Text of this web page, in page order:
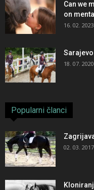
Can we
on
16. 02.
18. 07.
Popularni članci
02. 03.